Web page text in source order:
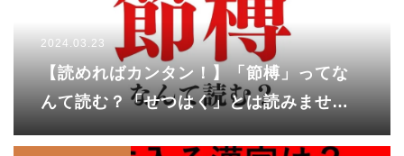
2024.03.23
【読めればカンタン！】「節榑」ってな
んて読む？「せつはく」とは読みませ
ん！正解は……